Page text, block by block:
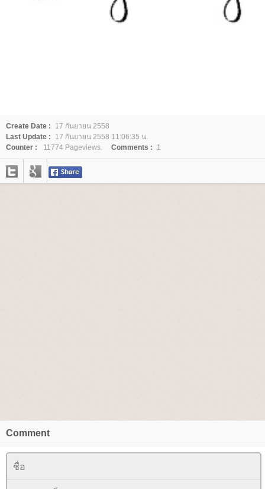
Create Date :
17 กันยายน 2558
Last Update :
17 กันยายน 2558 11:06:35 น.
Counter :
11774 Pageviews. Comments : 1
Comment